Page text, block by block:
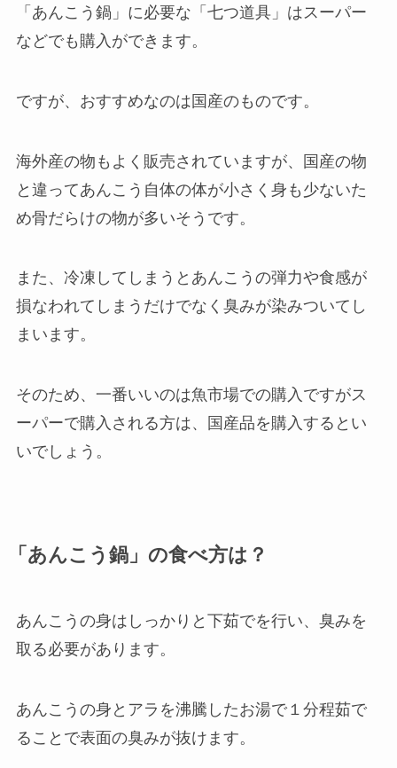
「あんこう鍋」に必要な「七つ道具」はスーパー
などでも購入ができます。
ですが、おすすめなのは国産のものです。
海外産の物もよく販売されていますが、国産の物
と違ってあんこう自体の体が小さく身も少ないた
め骨だらけの物が多いそうです。
また、冷凍してしまうとあんこうの弾力や食感が
損なわれてしまうだけでなく臭みが染みついてし
まいます。
そのため、一番いいのは魚市場での購入ですがス
ーパーで購入される方は、国産品を購入するとい
いでしょう。
「あんこう鍋」の食べ方は？
あんこうの身はしっかりと下茹でを行い、臭みを
取る必要があります。
あんこうの身とアラを沸騰したお湯で１分程茹で
ることで表面の臭みが抜けます。